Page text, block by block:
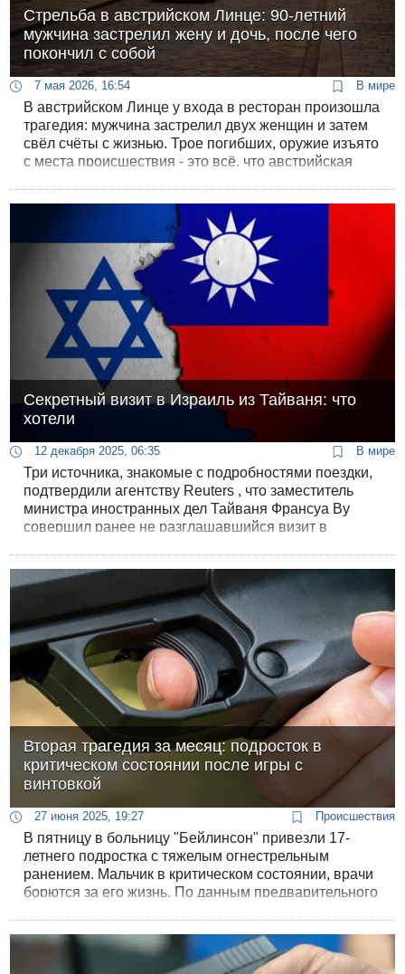
Стрельба в австрийском Линце: 90-летний
мужчина застрелил жену и дочь, после чего
покончил с собой
7 мая 2026, 16:54 В мире
В австрийском Линце у входа в ресторан произошла
трагедия: мужчина застрелил двух женщин и затем
свёл счёты с жизнью. Трое погибших, оружие изъято
с места происшествия - это всё, что австрийская
Секретный визит в Израиль из Тайваня: что
хотели
12 декабря 2025, 06:35 В мире
Три источника, знакомые с подробностями поездки,
подтвердили агентству Reuters , что заместитель
министра иностранных дел Тайваня Франсуа Ву
совершил ранее не разглашавшийся визит в
Вторая трагедия за месяц: подросток в
критическом состоянии после игры с
винтовкой
27 июня 2025, 19:27 Происшествия
В пятницу в больницу "Бейлинсон" привезли 17-
летнего подростка с тяжелым огнестрельным
ранением. Мальчик в критическом состоянии, врачи
борются за его жизнь. По данным предварительного